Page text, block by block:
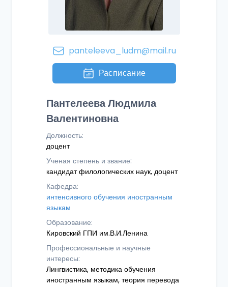
panteleeva_ludm@mail.ru
Расписание
Пантелеева Людмила
Валентиновна
Должность:
доцент
Ученая степень и звание:
кандидат филологических наук, доцент
Кафедра:
интенсивного обучения иностранным
языкам
Образование:
Кировский ГПИ им.В.И.Ленина
Профессиональные и научные
интересы:
Лингвистика, методика обучения
иностранным языкам, теория перевода